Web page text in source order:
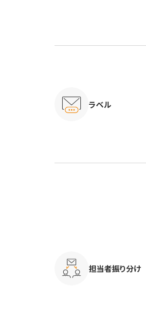
ラベル
担当者振り分け